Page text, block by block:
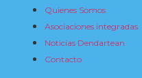
Quienes Somos
Asociaciones integradas
Noticias Dendartean
Contacto